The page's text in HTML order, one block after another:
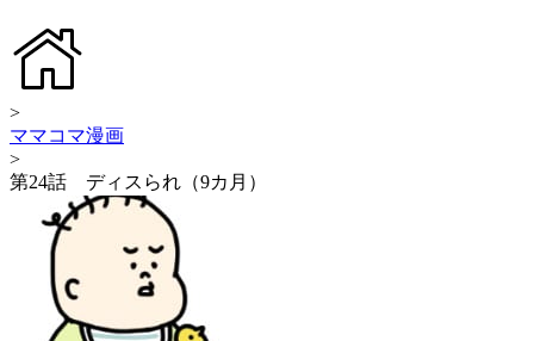
>
ママコマ漫画
>
第24話 ディスられ（9カ月）